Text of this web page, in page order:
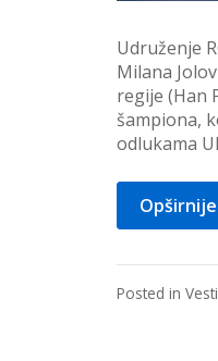
Udruženje
Milana
regije (Han
šampiona,
odlukama
Opširnije
Posted in Vesti